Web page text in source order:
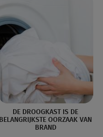
DE DROOGKAST IS DE
BELANGRIJKSTE OORZAAK VAN
BRAND